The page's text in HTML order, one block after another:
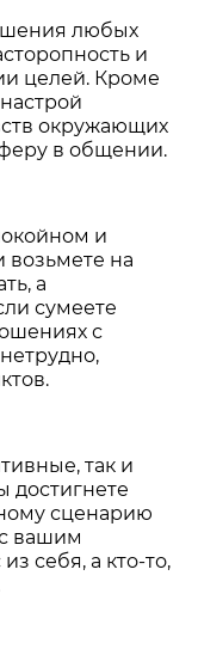
любых
и
целей. Кроме
окружающих
в общении.
и
на
а
сумеете
с
так и
достигнете
сценарию
вашим
себя, а кто-то,